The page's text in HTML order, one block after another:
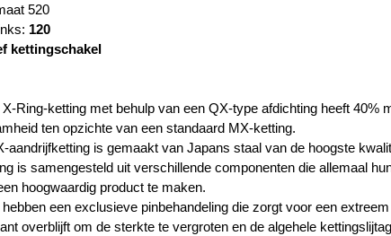
520
120
kettingschakel
Ring-ketting met behulp van een QX-type afdichting heeft 40%
ten opzichte van een standaard MX-ketting.
aandrijfketting is gemaakt van Japans staal van de hoogste
is samengesteld uit verschillende componenten die allemaal
hoogwaardig product te maken.
een exclusieve pinbehandeling die zorgt voor een
overblijft om de sterkte te vergroten en de algehele